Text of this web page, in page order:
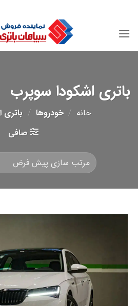
content
باتری اشکودا سوپرب
خانه / خودروها /
صافی